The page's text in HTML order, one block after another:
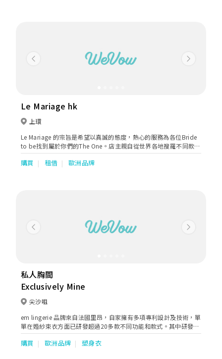
Previous Next
Le Mariage hk
上環
Le Mariage 的宗旨是希望以真誠的態度，熱心的服務為各位Bride
to be找到屬於你們的The One。店主親自從世界各地搜羅不同款式
的禮服，當中包括婚紗，晚裝，及中式裙掛。由租借服務，以至提
供新娘造型，化妝，承諾給予各位優質，舒適，滿意的服務。讓準
購買 租借 歐洲品牌
Previous Next
私人胸間
Exclusively Mine
尖沙咀
em lingerie 品牌來自法國里昂，自家擁有多項專利設計及技術，單
單在婚紗束衣方面已研發超過20多款不同功能和款式。其中研發設
計的獨家專利「9骨」內衣系列主要分別有「新娘束衣」及「日常
塑身衣」，新娘束衣系列是設計師誠心送給新娘子祝福「長長久
購買 歐洲品牌 塑身衣